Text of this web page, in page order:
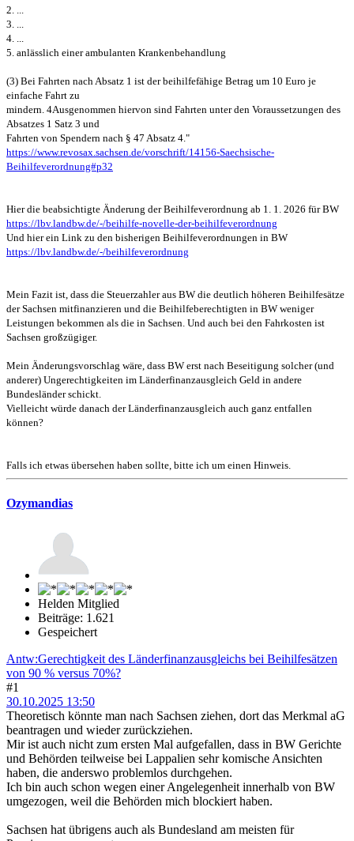
2. ...
3. ...
4. ...
5. anlässlich einer ambulanten Krankenbehandlung
(3) Bei Fahrten nach Absatz 1 ist der beihilfefähige Betrag um 10 Euro je
einfache Fahrt zu
mindern. 4Ausgenommen hiervon sind Fahrten unter den Voraussetzungen des
Absatzes 1 Satz 3 und
Fahrten von Spendern nach § 47 Absatz 4."
https://www.revosax.sachsen.de/vorschrift/14156-Saechsische-
Beihilfeverordnung#p32
Hier die beabsichtigte Änderung der Beihilfeverordnung ab 1. 1. 2026 für BW
https://lbv.landbw.de/-/beihilfe-novelle-der-beihilfeverordnung
Und hier ein Link zu den bisherigen Beihilfeverordnungen in BW
https://lbv.landbw.de/-/beihilfeverordnung
Mein Fazit ist, dass die Steuerzahler aus BW die deutlich höheren Beihilfesätze
der Sachsen mitfinanzieren und die Beihilfeberechtigten in BW weniger
Leistungen bekommen als die in Sachsen. Und auch bei den Fahrkosten ist
Sachsen großzügiger.
Mein Änderungsvorschlag wäre, dass BW erst nach Beseitigung solcher (und
anderer) Ungerechtigkeiten im Länderfinanzausgleich Geld in andere
Bundesländer schickt.
Vielleicht würde danach der Länderfinanzausgleich auch ganz entfallen
können?
Falls ich etwas übersehen haben sollte, bitte ich um einen Hinweis.
Ozymandias
Helden Mitglied
Beiträge: 1.621
Gespeichert
Antw:Gerechtigkeit des Länderfinanzausgleichs bei Beihilfesätzen
von 90 % versus 70%?
#1
30.10.2025 13:50
Theoretisch könnte man nach Sachsen ziehen, dort das Merkmal aG
beantragen und wieder zurückziehen.
Mir ist auch nicht zum ersten Mal aufgefallen, dass in BW Gerichte
und Behörden teilweise bei Lappalien sehr komische Ansichten
haben, die anderswo problemlos durchgehen.
Ich bin auch schon wegen einer Angelegenheit innerhalb von BW
umgezogen, weil die Behörden mich blockiert haben.
Sachsen hat übrigens auch als Bundesland am meisten für